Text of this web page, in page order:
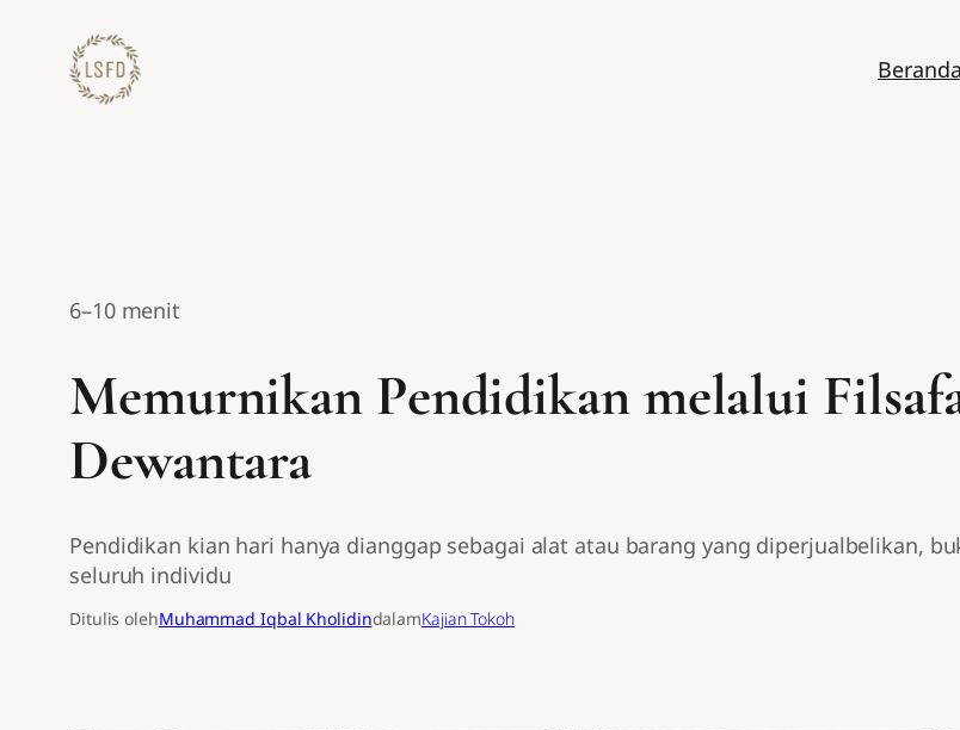
konten
6–10 menit
Memurnikan Pendidikan melalui
Dewantara
Pendidikan kian hari hanya dianggap sebagai alat atau barang yang diperjualbelikan,
seluruh individu
Ditulis olehMuhammad Iqbal KholidindalamKajian Tokoh